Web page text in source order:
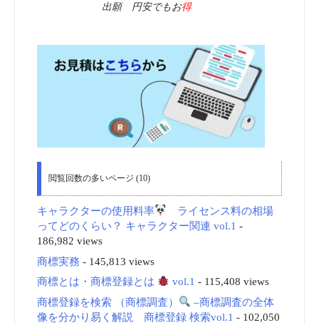
出願 円安でもお得
閲覧回数の多いページ (10)
キャラクターの使用料率
ライセンス料の相場
ってどのくらい？ キャラクター関連 vol.1 -
186,982 views
商標実務 - 145,813 views
商標とは・商標登録とは
vol.1 - 115,408 views
商標登録を検索 （商標調査）
–商標調査の全体
像を分かり易く解説 商標登録 検索vol.1 - 102,050